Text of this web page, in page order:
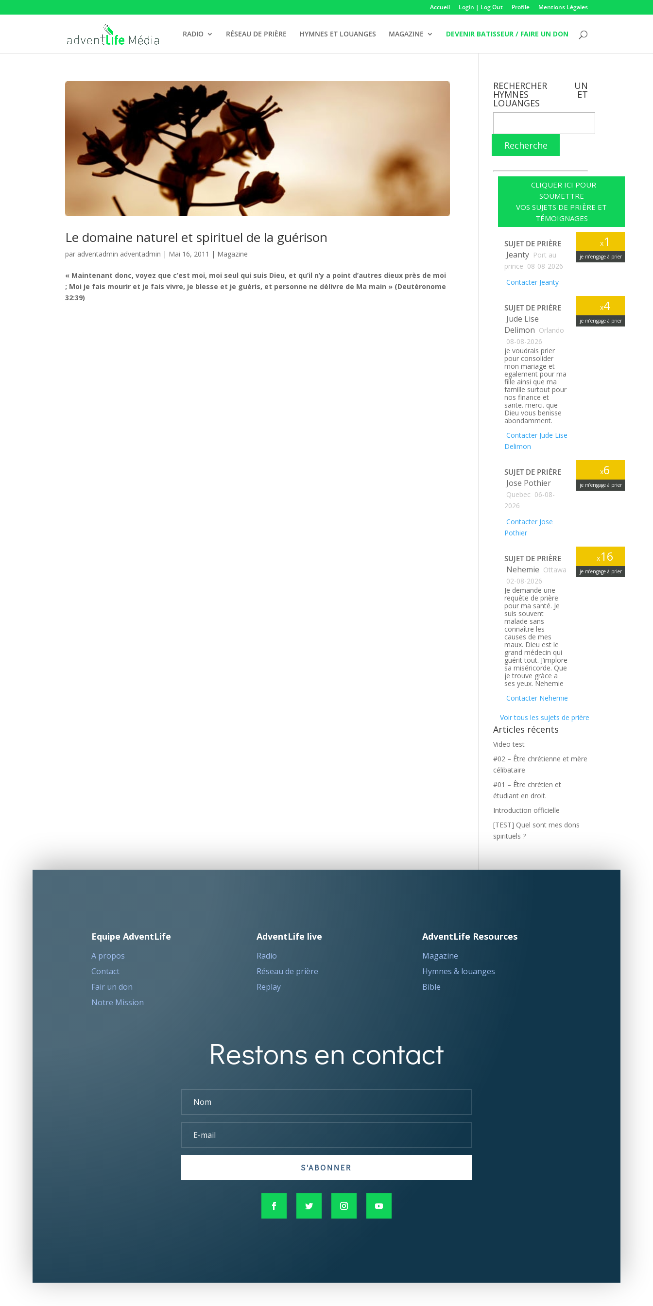
Accueil Login | Log Out Profile Mentions Légales
RADIO RÉSEAU DE PRIÈRE HYMNES ET LOUANGES MAGAZINE DEVENIR BATISSEUR / FAIRE UN DON
Le domaine naturel et spirituel de la guérison
par adventadmin adventadmin | Mai 16, 2011 | Magazine
« Maintenant donc, voyez que c’est moi, moi seul qui suis Dieu, et qu’il n’y a point d’autres dieux près de moi
; Moi je fais mourir et je fais vivre, je blesse et je guéris, et personne ne délivre de Ma main » (Deutéronome
32:39)
RECHERCHER UN
HYMNES ET
LOUANGES
Recherche
CLIQUER ICI POUR
SOUMETTRE
VOS SUJETS DE PRIÈRE ET
TÉMOIGNAGES
x1
je m’engage à prier
SUJET DE PRIÈRE
Jeanty Port au
prince 08-08-2026
Contacter Jeanty
x4
je m’engage à prier
SUJET DE PRIÈRE
Jude Lise
Delimon Orlando
08-08-2026
je voudrais prier
pour consolider
mon mariage et
egalement pour ma
fille ainsi que ma
famille surtout pour
nos finance et
sante. merci. que
Dieu vous benisse
abondamment.
Contacter Jude Lise
Delimon
x6
je m’engage à prier
SUJET DE PRIÈRE
Jose Pothier
Quebec 06-08-
2026
Contacter Jose
Pothier
x16
je m’engage à prier
SUJET DE PRIÈRE
Nehemie Ottawa
02-08-2026
Je demande une
requête de prière
pour ma santé. Je
suis souvent
malade sans
connaître les
causes de mes
maux. Dieu est le
grand médecin qui
guérit tout. J’implore
sa miséricorde. Que
je trouve gràce a
ses yeux. Nehemie
Contacter Nehemie
Voir tous les sujets de prière
Articles récents
Video test
#02 – Être chrétienne et mère
célibataire
#01 – Être chrétien et
étudiant en droit.
Introduction officielle
[TEST] Quel sont mes dons
spirituels ?
Equipe AdventLife
A propos
Contact
Fair un don
Notre Mission
AdventLife live
Radio
Réseau de prière
Replay
AdventLife Resources
Magazine
Hymnes & louanges
Bible
Restons en contact
S'ABONNER